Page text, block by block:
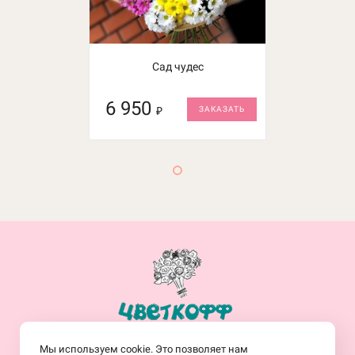
Сад чудес
6 950 ₽ ЗАКАЗАТЬ
Заказать обратный звонок
Мы используем cookie. Это позволяет нам